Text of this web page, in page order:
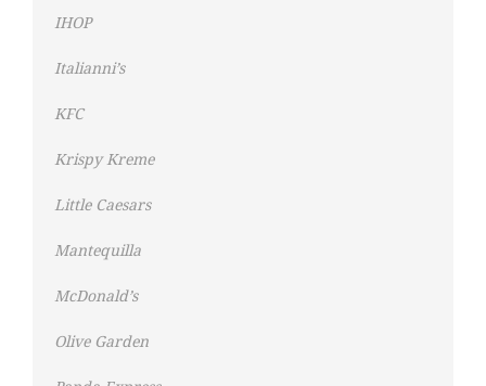
IHOP
Italianni’s
KFC
Krispy Kreme
Little Caesars
Mantequilla
McDonald’s
Olive Garden